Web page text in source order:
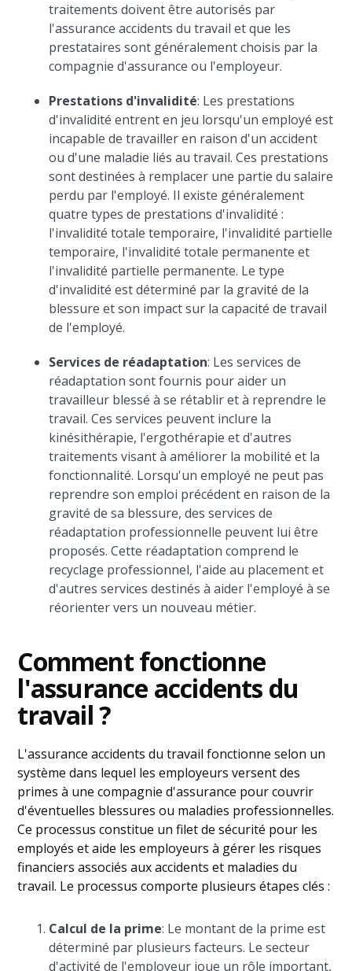
traitements doivent être autorisés par
l'assurance accidents du travail et que les
prestataires sont généralement choisis par la
compagnie d'assurance ou l'employeur.
Prestations d'invalidité: Les prestations
d'invalidité entrent en jeu lorsqu'un employé est
incapable de travailler en raison d'un accident
ou d'une maladie liés au travail. Ces prestations
sont destinées à remplacer une partie du salaire
perdu par l'employé. Il existe généralement
quatre types de prestations d'invalidité :
l'invalidité totale temporaire, l'invalidité partielle
temporaire, l'invalidité totale permanente et
l'invalidité partielle permanente. Le type
d'invalidité est déterminé par la gravité de la
blessure et son impact sur la capacité de travail
de l'employé.
Services de réadaptation: Les services de
réadaptation sont fournis pour aider un
travailleur blessé à se rétablir et à reprendre le
travail. Ces services peuvent inclure la
kinésithérapie, l'ergothérapie et d'autres
traitements visant à améliorer la mobilité et la
fonctionnalité. Lorsqu'un employé ne peut pas
reprendre son emploi précédent en raison de la
gravité de sa blessure, des services de
réadaptation professionnelle peuvent lui être
proposés. Cette réadaptation comprend le
recyclage professionnel, l'aide au placement et
d'autres services destinés à aider l'employé à se
réorienter vers un nouveau métier.
Comment fonctionne
l'assurance accidents du
travail ?
L'assurance accidents du travail fonctionne selon un
système dans lequel les employeurs versent des
primes à une compagnie d'assurance pour couvrir
d'éventuelles blessures ou maladies professionnelles.
Ce processus constitue un filet de sécurité pour les
employés et aide les employeurs à gérer les risques
financiers associés aux accidents et maladies du
travail. Le processus comporte plusieurs étapes clés :
Calcul de la prime: Le montant de la prime est
déterminé par plusieurs facteurs. Le secteur
d'activité de l'employeur joue un rôle important,